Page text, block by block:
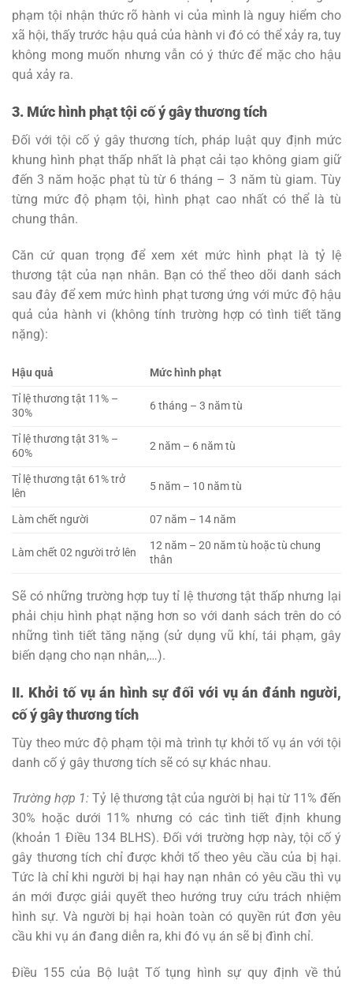
phạm tội nhận thức rõ hành vi của mình là nguy hiểm cho
xã hội, thấy trước hậu quả của hành vi đó có thể xảy ra, tuy
không mong muốn nhưng vẫn có ý thức để mặc cho hậu
quả xảy ra.
3. Mức hình phạt tội cố ý gây thương tích
Đối với tội cố ý gây thương tích, pháp luật quy định mức
khung hình phạt thấp nhất là phạt cải tạo không giam giữ
đến 3 năm hoặc phạt tù từ 6 tháng – 3 năm tù giam. Tùy
từng mức độ phạm tội, hình phạt cao nhất có thể là tù
chung thân.
Căn cứ quan trọng để xem xét mức hình phạt là tỷ lệ
thương tật của nạn nhân. Bạn có thể theo dõi danh sách
sau đây để xem mức hình phạt tương ứng với mức độ hậu
quả của hành vi (không tính trường hợp có tình tiết tăng
nặng):
Hậu quả
Mức hình phạt
Tỉ lệ thương tật 11% –
30%
6 tháng – 3 năm tù
Tỉ lệ thương tật 31% –
60%
2 năm – 6 năm tù
Tỉ lệ thương tật 61% trở
lên
5 năm – 10 năm tù
Làm chết người 07 năm – 14 năm
Làm chết 02 người trở lên
12 năm – 20 năm tù hoặc tù chung
thân
Sẽ có những trường hợp tuy tỉ lệ thương tật thấp nhưng lại
phải chịu hình phạt nặng hơn so với danh sách trên do có
những tình tiết tăng nặng (sử dụng vũ khí, tái phạm, gây
biến dạng cho nạn nhân,…).
II. Khởi tố vụ án hình sự đối với vụ án đánh người,
cố ý gây thương tích
Tùy theo mức độ phạm tội mà trình tự khởi tố vụ án với tội
danh cố ý gây thương tích sẽ có sự khác nhau.
Trường hợp 1:Tỷ lệ thương tật của người bị hại từ 11% đến
30% hoặc dưới 11% nhưng có các tình tiết định khung
(khoản 1 Điều 134 BLHS). Đối với trường hợp này, tội cố ý
gây thương tích chỉ được khởi tố theo yêu cầu của bị hại.
Tức là chỉ khi người bị hại hay nạn nhân có yêu cầu thì vụ
án mới được giải quyết theo hướng truy cứu trách nhiệm
hình sự. Và người bị hại hoàn toàn có quyền rút đơn yêu
cầu khi vụ án đang diễn ra, khi đó vụ án sẽ bị đình chỉ.
Điều 155 của Bộ luật Tố tụng hình sự quy định về thủ